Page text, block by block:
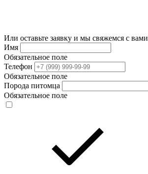
Или оставьте заявку и мы свяжемся с вами
Имя
Обязательное поле
Телефон
Обязательное поле
Порода питомца
Обязательное поле